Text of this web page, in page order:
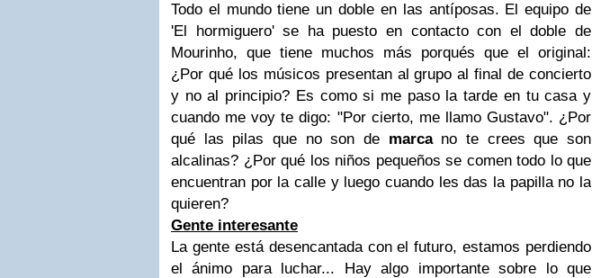
Todo el mundo tiene un doble en las antíposas. El equipo de
'El hormiguero' se ha puesto en contacto con el doble de
Mourinho, que tiene muchos más porqués que el original:
¿Por qué los músicos presentan al grupo al final de concierto
y no al principio? Es como si me paso la tarde en tu casa y
cuando me voy te digo: "Por cierto, me llamo Gustavo". ¿Por
qué las pilas que no son de marcano te crees que son
alcalinas? ¿Por qué los niños pequeños se comen todo lo que
encuentran por la calle y luego cuando les das la papilla no la
quieren?
Gente interesante
La gente está desencantada con el futuro, estamos perdiendo
el ánimo para luchar... Hay algo importante sobre lo que